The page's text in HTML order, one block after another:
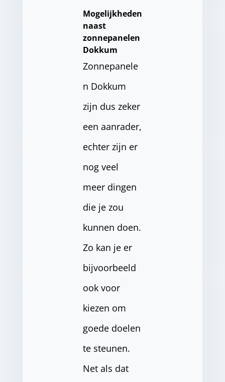
Mogelijkheden
naast
zonnepanelen
Dokkum
Zonnepanele
n Dokkum
zijn dus zeker
een aanrader,
echter zijn er
nog veel
meer dingen
die je zou
kunnen doen.
Zo kan je er
bijvoorbeeld
ook voor
kiezen om
goede doelen
te steunen.
Net als dat